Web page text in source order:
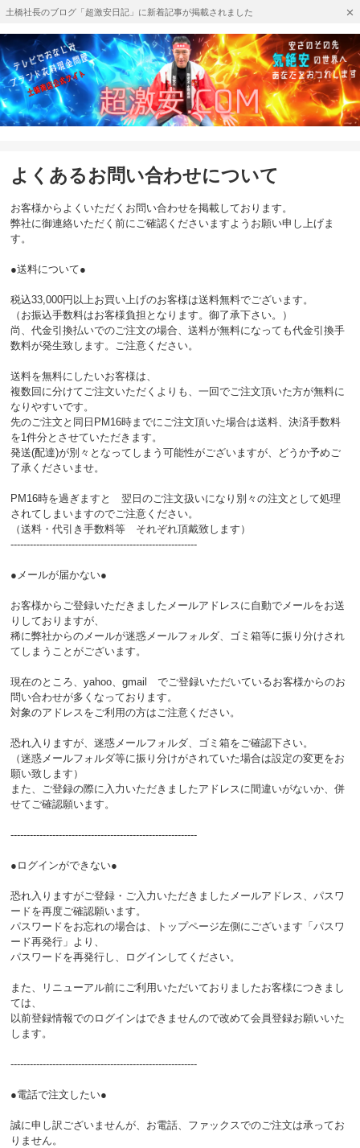
土橋社長のブログ「超激安日記」に新着記事が掲載されました
よくあるお問い合わせについて
お客様からよくいただくお問い合わせを掲載しております。
弊社に御連絡いただく前にご確認くださいますようお願い申し上げま
す。
●送料について●
税込33,000円以上お買い上げのお客様は送料無料でございます。
（お振込手数料はお客様負担となります。御了承下さい。）
尚、代金引換払いでのご注文の場合、送料が無料になっても代金引換手
数料が発生致します。ご注意ください。
送料を無料にしたいお客様は、
複数回に分けてご注文いただくよりも、一回でご注文頂いた方が無料に
なりやすいです。
先のご注文と同日PM16時までにご注文頂いた場合は送料、決済手数料
を1件分とさせていただきます。
発送(配達)が別々となってしまう可能性がございますが、どうか予めご
了承くださいませ。
PM16時を過ぎますと 翌日のご注文扱いになり別々の注文として処理
されてしまいますのでご注意ください。
（送料・代引き手数料等 それぞれ頂戴致します）
----------------------------------------------------------
●メールが届かない●
お客様からご登録いただきましたメールアドレスに自動でメールをお送
りしておりますが、
稀に弊社からのメールが迷惑メールフォルダ、ゴミ箱等に振り分けされ
てしまうことがございます。
現在のところ、yahoo、gmail でご登録いただいているお客様からのお
問い合わせが多くなっております。
対象のアドレスをご利用の方はご注意ください。
恐れ入りますが、迷惑メールフォルダ、ゴミ箱をご確認下さい。
（迷惑メールフォルダ等に振り分けがされていた場合は設定の変更をお
願い致します）
また、ご登録の際に入力いただきましたアドレスに間違いがないか、併
せてご確認願います。
----------------------------------------------------------
●ログインができない●
恐れ入りますがご登録・ご入力いただきましたメールアドレス、パスワ
ードを再度ご確認願います。
パスワードをお忘れの場合は、トップページ左側にございます「パスワ
ード再発行」より、
パスワードを再発行し、ログインしてください。
また、リニューアル前にご利用いただいておりましたお客様につきまし
ては、
以前登録情報でのログインはできませんので改めて会員登録お願いいた
します。
----------------------------------------------------------
●電話で注文したい●
誠に申し訳ございませんが、お電話、ファックスでのご注文は承ってお
りません。